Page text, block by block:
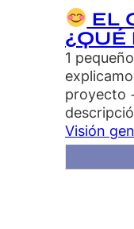
EL
¿QUÉ
1
proyecto
Visión